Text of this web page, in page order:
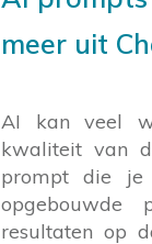
meer uit
AI kan veel
kwaliteit van
prompt die je
opgebouwde
resultaten op